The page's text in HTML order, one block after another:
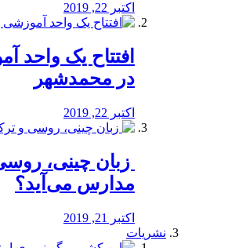
اکتبر 22, 2019
افتتاح یک واحد
در محمدشهر
اکتبر 22, 2019
زبان چینی،
مدارس می‌آید؟
اکتبر 21, 2019
نشریات